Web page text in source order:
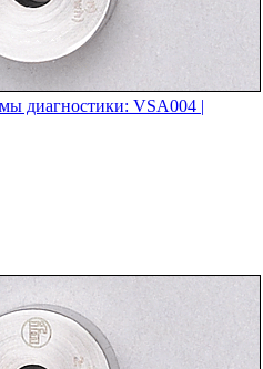
диагностики: VSA004 |‌